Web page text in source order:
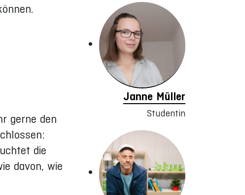
gerne den
die
davon, wie
Janne Müller
Studentin